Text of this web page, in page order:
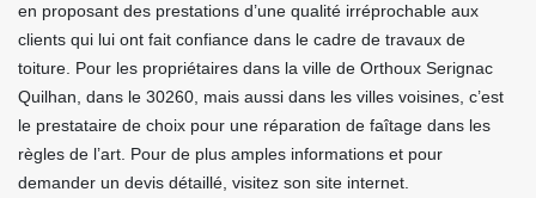
en proposant des prestations d’une qualité irréprochable aux
clients qui lui ont fait confiance dans le cadre de travaux de
toiture. Pour les propriétaires dans la ville de Orthoux Serignac
Quilhan, dans le 30260, mais aussi dans les villes voisines, c’est
le prestataire de choix pour une réparation de faîtage dans les
règles de l’art. Pour de plus amples informations et pour
demander un devis détaillé, visitez son site internet.